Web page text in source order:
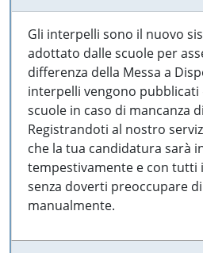
Gli interpelli sono il nuovo
adottato dalle scuole per
differenza della Messa a
interpelli vengono
scuole in caso di mancanza
Registrandoti al nostro
che la tua candidatura sarà
tempestivamente e con
senza doverti preoccupare
manualmente.